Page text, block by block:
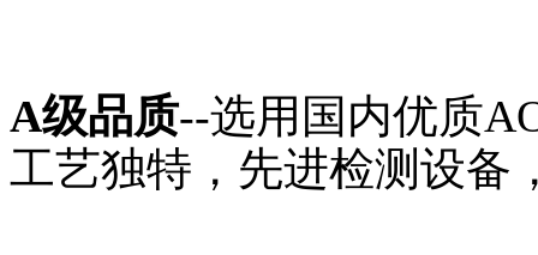
A级品质--选用国内优质
工艺独特，先进检测设备